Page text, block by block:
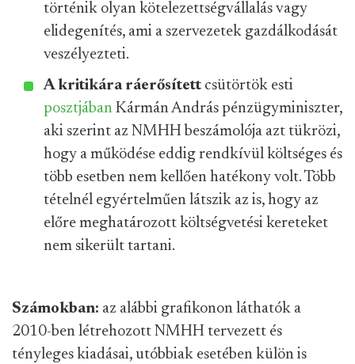
történik olyan kötelezettségvállalás vagy
elidegenítés, ami a szervezetek gazdálkodását
veszélyezteti.
A kritikára ráerősített csütörtök esti
posztjában Kármán András pénzügyminiszter,
aki szerint az NMHH beszámolója azt tükrözi,
hogy a működése eddig rendkívül költséges és
több esetben nem kellően hatékony volt. Több
tételnél egyértelműen látszik az is, hogy az
előre meghatározott költségvetési kereteket
nem sikerült tartani.
Számokban: az alábbi grafikonon láthatók a
2010-ben létrehozott NMHH tervezett és
tényleges kiadásai, utóbbiak esetében külön is